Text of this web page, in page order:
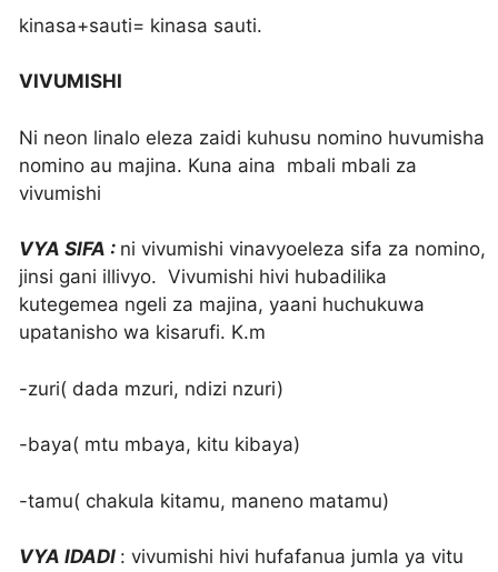
kinasa+sauti= kinasa sauti.
VIVUMISHI
Ni neon linalo eleza zaidi kuhusu nomino huvumisha
nomino au majina. Kuna aina mbali mbali za
vivumishi
VYA SIFA : ni vivumishi vinavyoeleza sifa za nomino,
jinsi gani illivyo. Vivumishi hivi hubadilika
kutegemea ngeli za majina, yaani huchukuwa
upatanisho wa kisarufi. K.m
-zuri( dada mzuri, ndizi nzuri)
-baya( mtu mbaya, kitu kibaya)
-tamu( chakula kitamu, maneno matamu)
VYA IDADI : vivumishi hivi hufafanua jumla ya vitu